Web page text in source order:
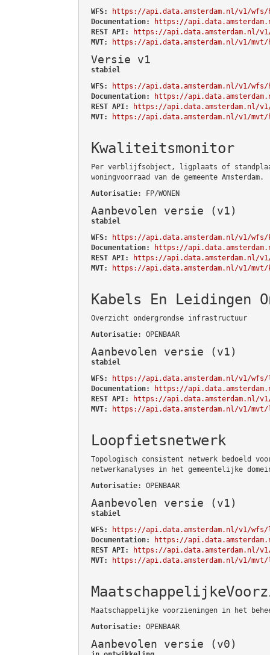
WFS:
https://api.data.amsterdam.nl/v1/
Documentation:
https://
REST API:
https://api.data.amsterdam.nl/
MVT:
https://api.data.amsterdam.nl/v1/
Versie v1
stabiel
WFS:
https://api.data.amsterdam.nl/v1/
Documentation:
https://
REST API:
https://api.data.amsterdam.nl/
MVT:
https://api.data.amsterdam.nl/v1/
Kwaliteitsmonitor
Per verblijfsobject, ligplaats of
woningvoorraad van de gemeente Amsterdam.
Autorisatie: FP/WONEN
Aanbevolen versie (v1)
stabiel
WFS:
https://api.data.amsterdam.nl/v1/
Documentation:
https://
REST API:
https://api.data.amsterdam.nl/
MVT:
https://api.data.amsterdam.nl/v1/
Kabels En Leidingen
Overzicht ondergrondse infrastructuur
Autorisatie: OPENBAAR
Aanbevolen versie (v1)
stabiel
WFS:
https://api.data.amsterdam.nl/v1/
Documentation:
https://
REST API:
https://api.data.amsterdam.nl/
MVT:
https://api.data.amsterdam.nl/v1/
Loopfietsnetwerk
Topologisch consistent netwerk bedoeld
netwerkanalyses in het gemeentelijke
Autorisatie: OPENBAAR
Aanbevolen versie (v1)
stabiel
WFS:
https://api.data.amsterdam.nl/v1/
Documentation:
https://
REST API:
https://api.data.amsterdam.nl/
MVT:
https://api.data.amsterdam.nl/v1/
Maatschappelijke voorzieningen in het
Autorisatie: OPENBAAR
Aanbevolen versie (v0)